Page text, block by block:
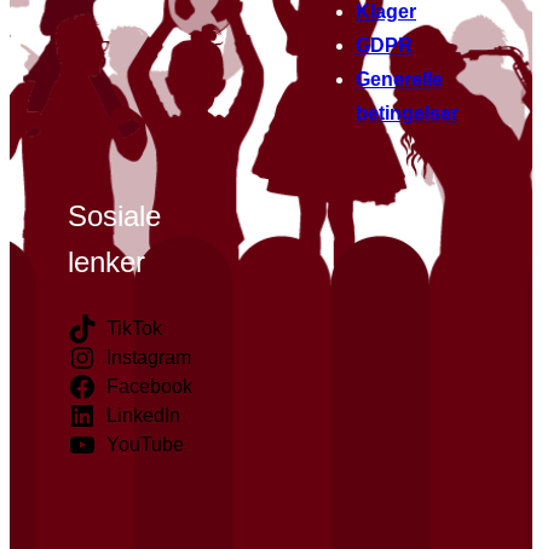
Klager
GDPR
Generelle
betingelser
Sosiale
lenker
TikTok
Instagram
Facebook
LinkedIn
YouTube